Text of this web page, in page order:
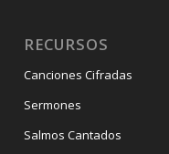
RECURSOS
Canciones Cifradas
Sermones
Salmos Cantados